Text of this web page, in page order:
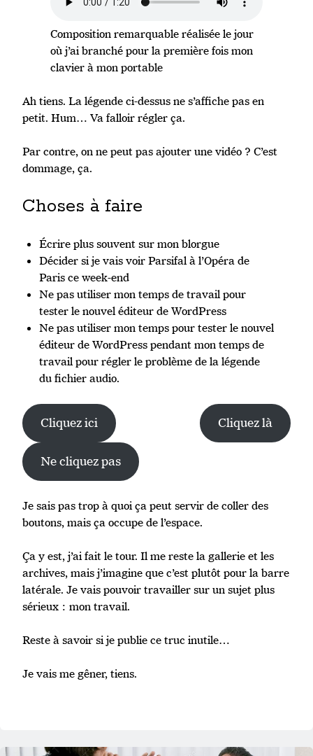
Composition remarquable réalisée le jour
où j’ai branché pour la première fois mon
clavier à mon portable
Ah tiens. La légende ci-dessus ne s’affiche pas en
petit. Hum… Va falloir régler ça.
Par contre, on ne peut pas ajouter une vidéo ? C’est
dommage, ça.
Choses à faire
Écrire plus souvent sur mon blorgue
Décider si je vais voir Parsifal à l’Opéra de
Paris ce week-end
Ne pas utiliser mon temps de travail pour
tester le nouvel éditeur de WordPress
Ne pas utiliser mon temps pour tester le nouvel
éditeur de WordPress pendant mon temps de
travail pour régler le problème de la légende
du fichier audio.
Cliquez ici Cliquez là
Ne cliquez pas
Je sais pas trop à quoi ça peut servir de coller des
boutons, mais ça occupe de l’espace.
Ça y est, j’ai fait le tour. Il me reste la gallerie et les
archives, mais j’imagine que c’est plutôt pour la barre
latérale. Je vais pouvoir travailler sur un sujet plus
sérieux : mon travail.
Reste à savoir si je publie ce truc inutile…
Je vais me gêner, tiens.